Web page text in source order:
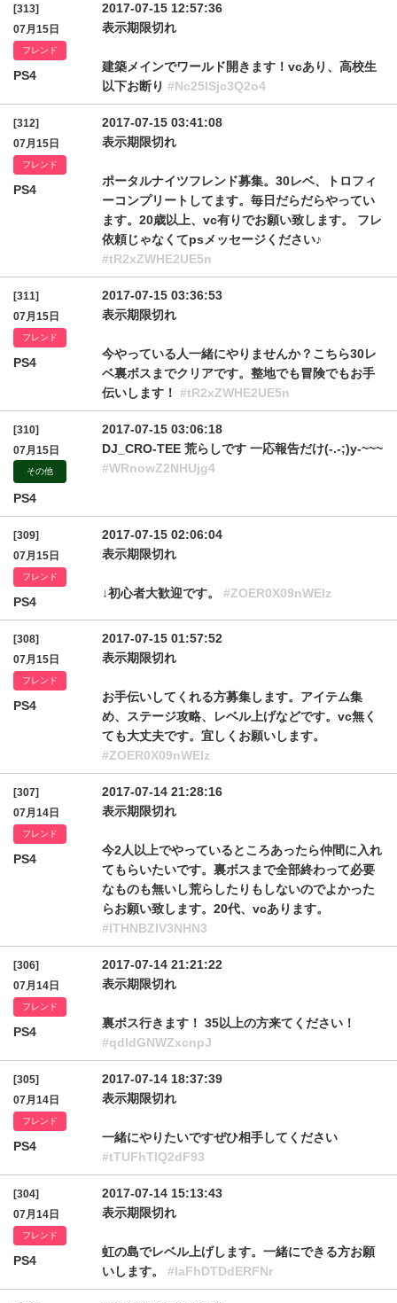
[313]
07月15日
フレンド
PS4
2017-07-15 12:57:36
表示期限切れ
建築メインでワールド開きます！vcあり、高校生
以下お断り #Nc25ISjc3Q2o4
[312]
07月15日
フレンド
PS4
2017-07-15 03:41:08
表示期限切れ
ポータルナイツフレンド募集。30レベ、トロフィ
ーコンプリートしてます。毎日だらだらやってい
ます。20歳以上、vc有りでお願い致します。 フレ
依頼じゃなくてpsメッセージください♪
#tR2xZWHE2UE5n
[311]
07月15日
フレンド
PS4
2017-07-15 03:36:53
表示期限切れ
今やっている人一緒にやりませんか？こちら30レ
ベ裏ボスまでクリアです。整地でも冒険でもお手
伝いします！ #tR2xZWHE2UE5n
[310]
07月15日
その他
PS4
2017-07-15 03:06:18
DJ_CRO-TEE 荒らしです 一応報告だけ(-.-;)y-~~~
#WRnowZ2NHUjg4
[309]
07月15日
フレンド
PS4
2017-07-15 02:06:04
表示期限切れ
↓初心者大歓迎です。 #ZOER0X09nWElz
[308]
07月15日
フレンド
PS4
2017-07-15 01:57:52
表示期限切れ
お手伝いしてくれる方募集します。アイテム集
め、ステージ攻略、レベル上げなどです。vc無く
ても大丈夫です。宜しくお願いします。
#ZOER0X09nWElz
[307]
07月14日
フレンド
PS4
2017-07-14 21:28:16
表示期限切れ
今2人以上でやっているところあったら仲間に入れ
てもらいたいです。裏ボスまで全部終わって必要
なものも無いし荒らしたりもしないのでよかった
らお願い致します。20代、vcあります。
#lTHNBZlV3NHN3
[306]
07月14日
フレンド
PS4
2017-07-14 21:21:22
表示期限切れ
裏ボス行きます！ 35以上の方来てください！
#qdldGNWZxcnpJ
[305]
07月14日
フレンド
PS4
2017-07-14 18:37:39
表示期限切れ
一緒にやりたいですぜひ相手してください
#tTUFhTlQ2dF93
[304]
07月14日
フレンド
PS4
2017-07-14 15:13:43
表示期限切れ
虹の島でレベル上げします。一緒にできる方お願
いします。 #laFhDTDdERFNr